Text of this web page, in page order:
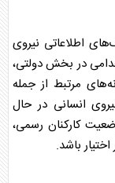
اطلاعاتی نیروی
در بخش دولتی،
مرتبط از جمله
انسانی در حال
کارکنان رسمی،
باشد.